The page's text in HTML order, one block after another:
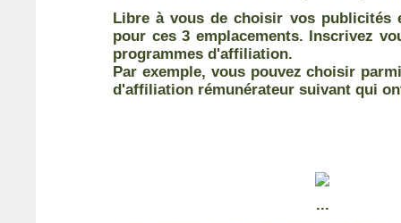
Libre à vous de choisir vos publicités
pour ces 3 emplacements. Inscrivez
programmes d'affiliation.
Par exemple, vous pouvez choisir
d'affiliation rémunérateur suivant qui
...